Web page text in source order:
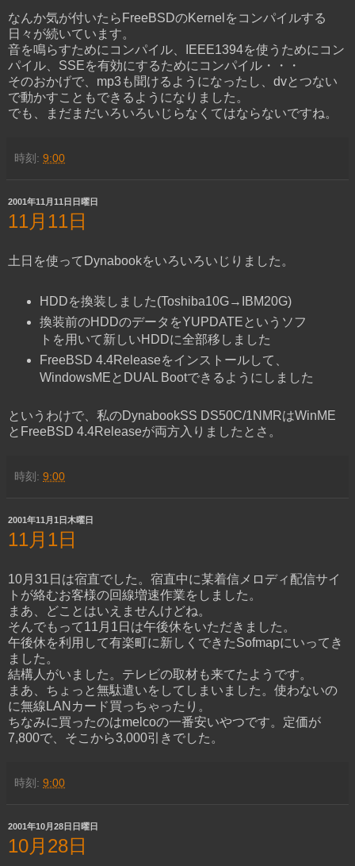
なんか気が付いたらFreeBSDのKernelをコンパイルする
日々が続いています。
音を鳴らすためにコンパイル、IEEE1394を使うためにコン
パイル、SSEを有効にするためにコンパイル・・・
そのおかげで、mp3も聞けるようになったし、dvとつない
で動かすこともできるようになりました。
でも、まだまだいろいろいじらなくてはならないですね。
時刻: 9:00
2001年11月11日日曜日
11月11日
土日を使ってDynabookをいろいろいじりました。
HDDを換装しました(Toshiba10G→IBM20G)
換装前のHDDのデータをYUPDATEというソフ
トを用いて新しいHDDに全部移しました
FreeBSD 4.4Releaseをインストールして、
WindowsMEとDUAL Bootできるようにしました
というわけで、私のDynabookSS DS50C/1NMRはWinME
とFreeBSD 4.4Releaseが両方入りましたとさ。
時刻: 9:00
2001年11月1日木曜日
11月1日
10月31日は宿直でした。宿直中に某着信メロディ配信サイ
トが絡むお客様の回線増速作業をしました。
まあ、どことはいえませんけどね。
そんでもって11月1日は午後休をいただきました。
午後休を利用して有楽町に新しくできたSofmapにいってき
ました。
結構人がいました。テレビの取材も来てたようです。
まあ、ちょっと無駄遣いをしてしまいました。使わないの
に無線LANカード買っちゃったり。
ちなみに買ったのはmelcoの一番安いやつです。定価が
7,800で、そこから3,000引きでした。
時刻: 9:00
2001年10月28日日曜日
10月28日